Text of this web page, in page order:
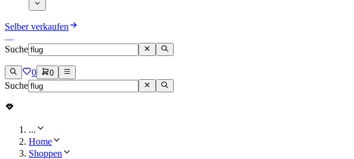
Selber verkaufen
Suche
0 0
Suche
...
Home
Shoppen